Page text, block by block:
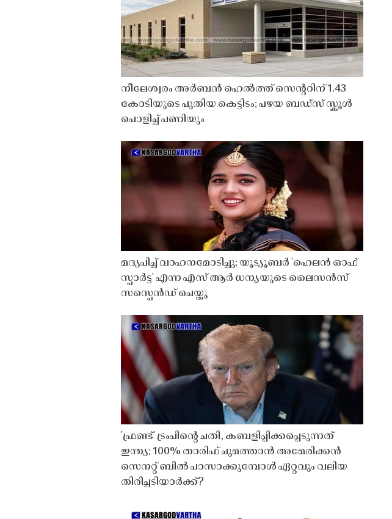
നീലേശ്വരം അർബൻ ഹെൽത്ത് സെൻ്ററിന് 1.43
കോടിയുടെ പുതിയ കെട്ടിടം; പഴയ ബഡ്സ് സ്കൂൾ
പൊളിച്ച് പണിയും
മദ്യപിച്ച് വാഹനമോടിച്ചു; യൂട്യൂബർ 'ഹെലൻ ഓഫ്
സ്പാർട്ട' എന്ന എസ് ആർ ധന്യയുടെ ലൈസൻസ്
സസ്പെൻഡ് ചെയ്തു ​​​​​​​
'ഫ്രണ്ട്' ട്രംപിന്റെ ചതി, കബളിപ്പിക്കപ്പെടുന്നത്
ഇന്ത്യ; 100% താരിഫ് ചുമത്താൻ അമേരിക്കൻ
സെനറ്റ് ബിൽ പാസാക്കുമ്പോൾ ഏറ്റവും വലിയ
തിരിച്ചടിയാർക്ക്?